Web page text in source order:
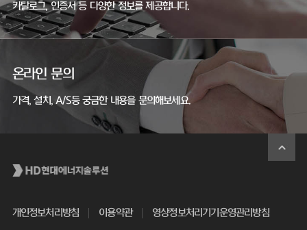
카탈로그, 인증서 등 다양한 정보를 제공합니다.
온라인 문의
가격, 설치, A/S등 궁금한 내용을 문의해보세요.
개인정보처리방침 이용약관 영상정보처리기기운영관리방침